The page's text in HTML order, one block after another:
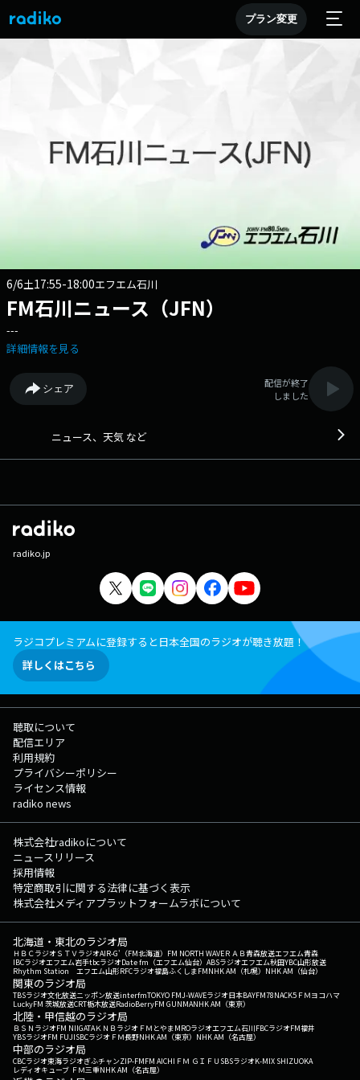
プラン変更
6/6土17:55-18:00エフエム石川
FM石川ニュース（JFN）
---
詳細情報を見る
シェア
配信が終了
しました
ニュース、天気 など
radiko.jp
ラジコプレミアムに登録すると日本全国のラジオが聴き放題！
詳しくはこちら
聴取について
配信エリア
利用規約
プライバシーポリシー
ライセンス情報
radiko news
株式会社radikoについて
ニュースリリース
採用情報
特定商取引に関する法律に基づく表示
株式会社メディアプラットフォームラボについて
北海道・東北のラジオ局
ＨＢＣラジオＳＴＶラジオAIR-G'（FM北海道） FM NORTH WAVEＲＡＢ青森放送エフエム青森
IBCラジオエフエム岩手tbcラジオDate fm（エフエム仙台） ABSラジオエフエム秋田YBC山形放送
Rhythm Station エフエム山形RFCラジオ福島ふくしまFMNHK AM（札幌） NHK AM（仙台）
関東のラジオ局
TBSラジオ文化放送ニッポン放送interfmTOKYO FMJ-WAVEラジオ日本BAYFM78NACK5 ＦＭヨコハマ
LuckyFM 茨城放送CRT栃木放送RadioBerryFM GUNMANHK AM（東京）
北陸・甲信越のラジオ局
ＢＳＮラジオFM NIIGATAＫＮＢラジオ ＦＭとやまMROラジオエフエム石川FBCラジオFM福井
YBSラジオFM FUJISBCラジオ ＦＭ長野NHK AM（東京） NHK AM（名古屋）
中部のラジオ局
CBCラジオ東海ラジオぎふチャンZIP-FMFM AICHI ＦＭ ＧＩＦＵ SBSラジオK-MIX SHIZUOKA
レディオキューブ ＦＭ三重NHK AM（名古屋）